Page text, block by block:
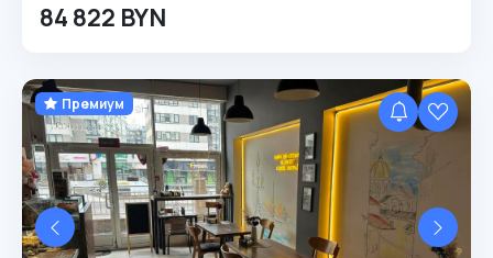
84 822 BYN
Премиум